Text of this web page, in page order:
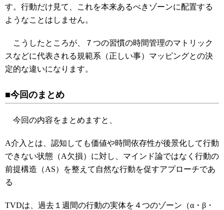
す。行動だけ見て、これを本来あるべきゾーンに配置する
ようなことはしません。
こうしたところが、７つの習慣の時間管理のマトリック
スなどに代表される規範系（正しい事）マッピングとの決
定的な違いになります。
■今回のまとめ
今回の内容をまとめますと、
A介入とは、認知しても価値や時間依存性が後景化して行動
できない状態（A欠損）に対し、マインド論ではなく行動の
前提構造（AS）を整えて自然な行動を促すアプローチであ
る
TVDは、過去１週間の行動の実体を４つのゾーン（α・β・